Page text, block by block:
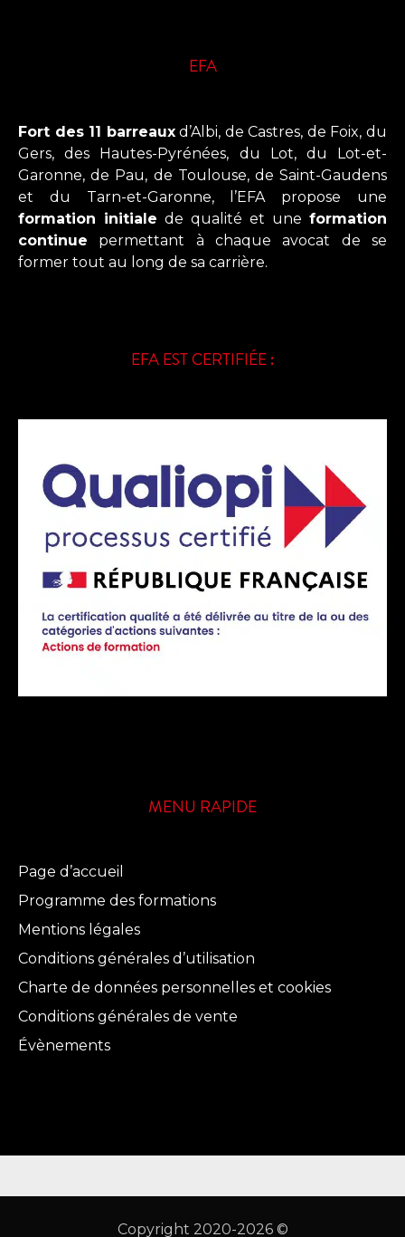
EFA
Fort des 11 barreauxd’Albi, de Castres, de Foix, du
Gers, des Hautes-Pyrénées, du Lot, du Lot-et-
Garonne, de Pau, de Toulouse, de Saint-Gaudens
et du Tarn-et-Garonne, l’EFA propose une
formation initiale de qualité et une formation
continue permettant à chaque avocat de se
former tout au long de sa carrière.
EFA EST CERTIFIÉE :
MENU RAPIDE
Page d’accueil
Programme des formations
Mentions légales
Conditions générales d’utilisation
Charte de données personnelles et cookies
Conditions générales de vente
Évènements
Copyright 2020-2026 ©